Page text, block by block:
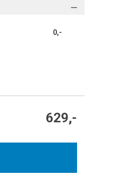
0,-
629,-